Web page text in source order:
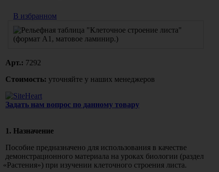
В избранном
Арт.: 7292
Стоимость: уточняйте у наших менеджеров
Задать нам вопрос по данному товару
1. Назначение
Пособие предназначено для использования в качестве
демонстрационного материала на уроках биологии (раздел
«Растения») при изучении клеточного строения листа.